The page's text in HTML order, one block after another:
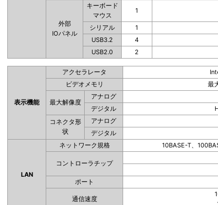
外部
IOパネル
キーボード
マウス
1
シリアル
1
USB3.2
4
USB2.0
2
表示機能
アクセラレータ
ビデオメモリ
最
最大解像度
アナログ
デジタル
コネクタ形
状
アナログ
デジタル
LAN
ネットワーク規格 10BASE-T、
コントローラチップ
ポート
通信速度